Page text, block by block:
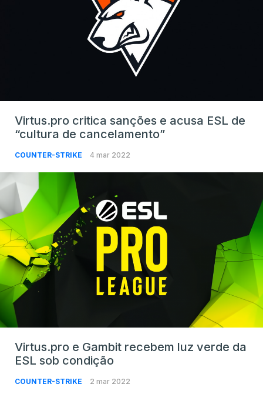
Virtus.pro critica sanções e acusa ESL de
“cultura de cancelamento”
COUNTER-STRIKE 4 mar 2022
Virtus.pro e Gambit recebem luz verde da
ESL sob condição
COUNTER-STRIKE 2 mar 2022